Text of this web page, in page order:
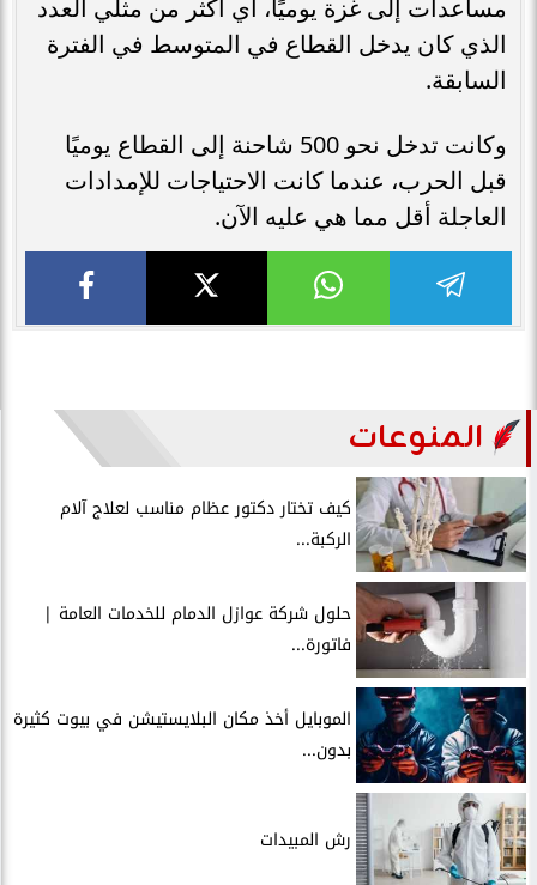
مساعدات إلى غزة يوميًا، أي أكثر من مثلي العدد
الذي كان يدخل القطاع في المتوسط في الفترة
السابقة.
وكانت تدخل نحو 500 شاحنة إلى القطاع يوميًا
قبل الحرب، عندما كانت الاحتياجات للإمدادات
العاجلة أقل مما هي عليه الآن.
المنوعات
كيف تختار دكتور عظام مناسب لعلاج آلام
الركبة...
حلول شركة عوازل الدمام للخدمات العامة |
فاتورة...
الموبايل أخذ مكان البلايستيشن في بيوت كثيرة
بدون...
رش المبيدات